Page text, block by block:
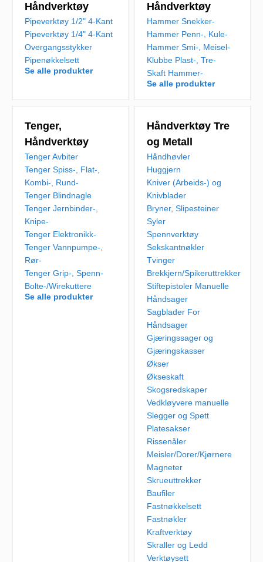
Håndverktøy
Pipeverktøy 1/2" 4-Kant
Pipeverktøy 1/4" 4-Kant
Overgangsstykker
Pipenøkkelsett
Se alle produkter
Håndverktøy
Hammer Snekker-
Hammer Penn-, Kule-
Hammer Smi-, Meisel-
Klubbe Plast-, Tre-
Skaft Hammer-
Se alle produkter
Tenger,
Håndverktøy
Tenger Avbiter
Tenger Spiss-, Flat-,
Kombi-, Rund-
Tenger Blindnagle
Tenger Jernbinder-,
Knipe-
Tenger Elektronikk-
Tenger Vannpumpe-,
Rør-
Tenger Grip-, Spenn-
Bolte-/Wirekuttere
Se alle produkter
Håndverktøy Tre
og Metall
Håndhøvler
Huggjern
Kniver (Arbeids-) og
Knivblader
Bryner, Slipesteiner
Syler
Spennverktøy
Sekskantnøkler
Tvinger
Brekkjern/Spikeruttrekker
Stiftepistoler Manuelle
Håndsager
Sagblader For
Håndsager
Gjæringssager og
Gjæringskasser
Økser
Økseskaft
Skogsredskaper
Vedkløyvere manuelle
Slegger og Spett
Platesakser
Rissenåler
Meisler/Dorer/Kjørnere
Magneter
Skrueuttrekker
Baufiler
Fastnøkkelsett
Fastnøkler
Kraftverktøy
Skraller og Ledd
Verktøysett